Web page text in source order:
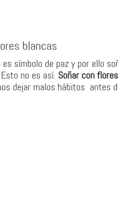
blancas
símbolo de paz y por ello
no es así. Soñar con
dejar malos hábitos antes